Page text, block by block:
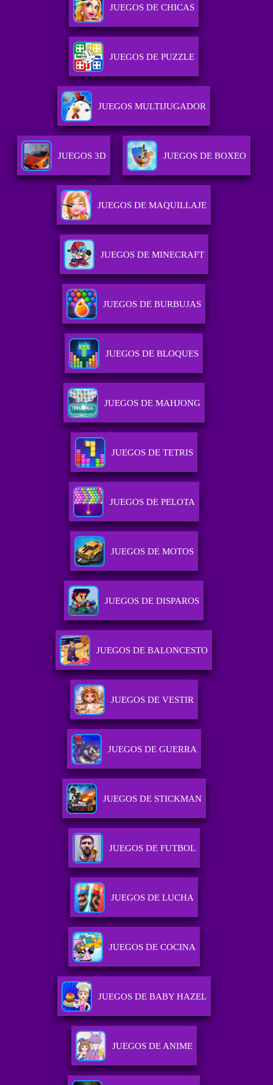
JUEGOS DE CHICAS
JUEGOS DE PUZZLE
JUEGOS MULTIJUGADOR
JUEGOS 3D JUEGOS DE BOXEO
JUEGOS DE MAQUILLAJE
JUEGOS DE MINECRAFT
JUEGOS DE BURBUJAS
JUEGOS DE BLOQUES
JUEGOS DE MAHJONG
JUEGOS DE TETRIS
JUEGOS DE PELOTA
JUEGOS DE MOTOS
JUEGOS DE DISPAROS
JUEGOS DE BALONCESTO
JUEGOS DE VESTIR
JUEGOS DE GUERRA
JUEGOS DE STICKMAN
JUEGOS DE FUTBOL
JUEGOS DE LUCHA
JUEGOS DE COCINA
JUEGOS DE BABY HAZEL
JUEGOS DE ANIME